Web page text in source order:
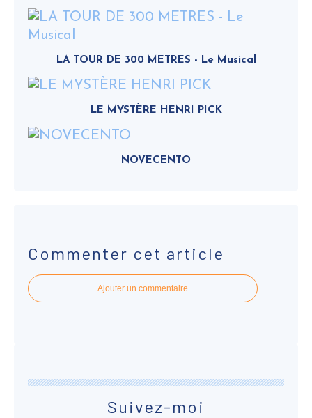
LA TOUR DE 300 METRES - Le Musical
LE MYSTÈRE HENRI PICK
NOVECENTO
Commenter cet article
Ajouter un commentaire
Suivez-moi